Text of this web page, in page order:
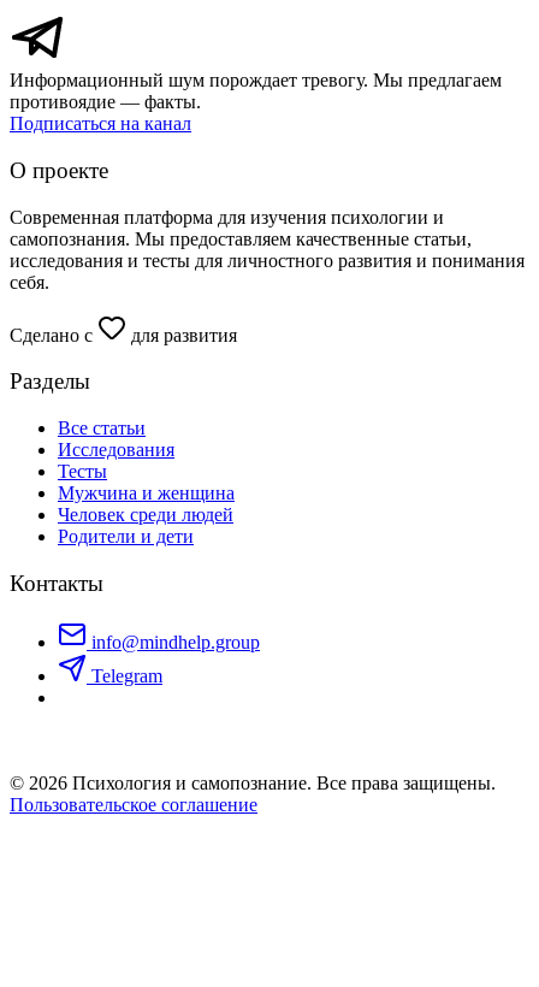
Информационный шум порождает тревогу. Мы предлагаем
противоядие — факты.
Подписаться на канал
О проекте
Современная платформа для изучения психологии и
самопознания. Мы предоставляем качественные статьи,
исследования и тесты для личностного развития и понимания
себя.
Сделано с для развития
Разделы
Все статьи
Исследования
Тесты
Мужчина и женщина
Человек среди людей
Родители и дети
Контакты
info@mindhelp.group
Telegram
© 2026 Психология и самопознание. Все права защищены.
Пользовательское соглашение